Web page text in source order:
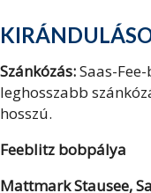
Szánkózás:Saas-
leghosszabb
hosszú.
Feeblitz bobpálya
Mattmark Stausee,